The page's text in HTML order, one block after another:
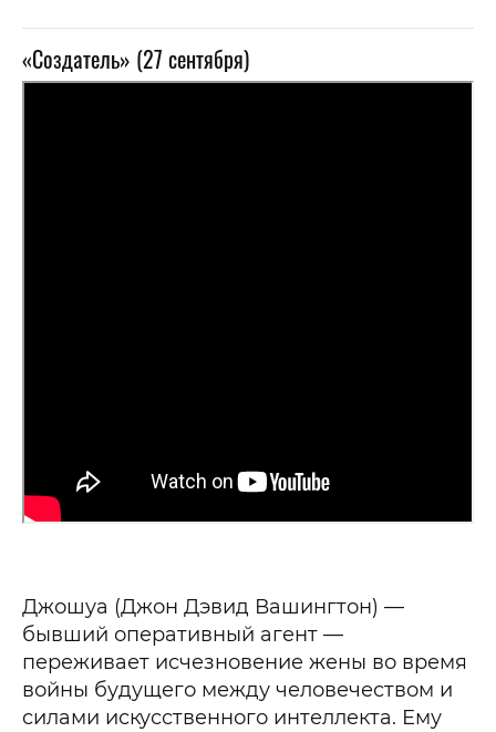
«Создатель» (27 сентября)
Джошуа (Джон Дэвид Вашингтон) —
бывший оперативный агент —
переживает исчезновение жены во время
войны будущего между человечеством и
силами искусственного интеллекта. Ему